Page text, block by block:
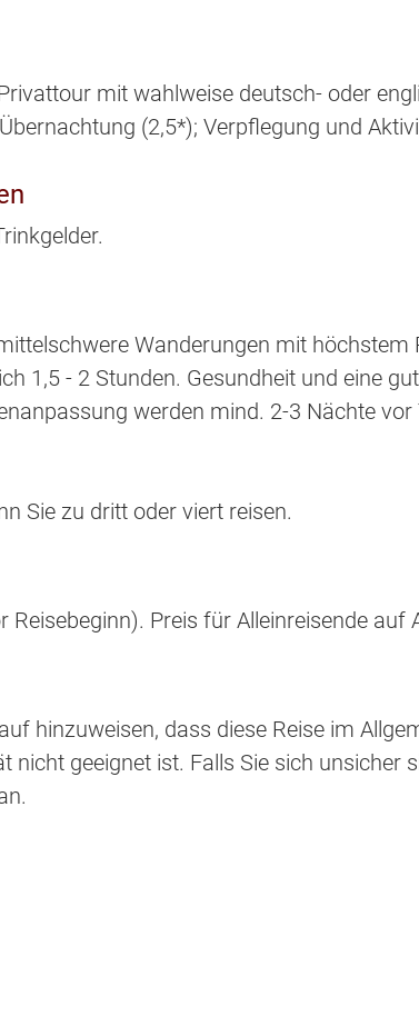
mit wahlweise deutsch- oder
(2,5*); Verpflegung und
Wanderungen mit höchstem
1,5 - 2 Stunden. Gesundheit und eine
werden mind. 2-3 Nächte
Sie zu dritt oder viert reisen.
Reisebeginn). Preis für Alleinreisende auf
hinzuweisen, dass diese Reise im
nicht geeignet ist. Falls Sie sich unsicher